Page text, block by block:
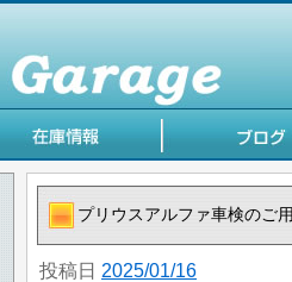
プリウスアルファ車検のご
投稿日 2025/01/16